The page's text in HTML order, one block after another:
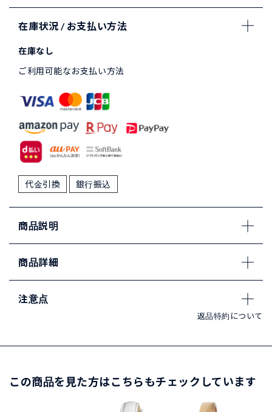
在庫状況 / お支払い方法
在庫なし
ご利用可能なお支払い方法
代金引換 銀行振込
商品説明
商品詳細
注意点
返品特約について
この商品を見た方はこちらもチェックしています